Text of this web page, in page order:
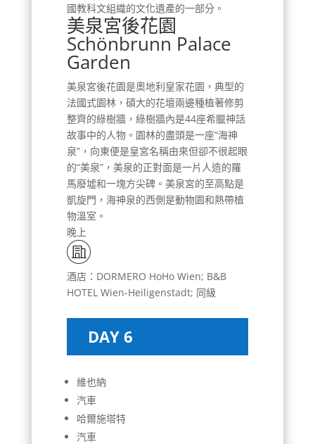
國教科文組織的文化遺產的一部分。
美泉宮後花園
Schönbrunn Palace
Garden
美泉宮後花園是奧地利皇家花園，典型的
法國式園林，碩大的花壇兩邊種植著修剪
整齊的綠樹牆，綠樹牆內是44座希臘神話
故事中的人物。園林的盡頭是一座“海神
泉”，向東便是皇宮名稱由來但卻不很起眼
的“美泉”，美泉的正對面是一片人造的羅
馬廢墟和一塊方尖碑。美泉宮的至高點是
凱旋門，海神泉的西側是動物園和熱帶植
物溫室。
晚上
酒店：DORMERO HoHo Wien; B&B
HOTEL Wien-Heiligenstadt; 同級
DAY 6
維也納
汽車
哈爾施塔特
汽車